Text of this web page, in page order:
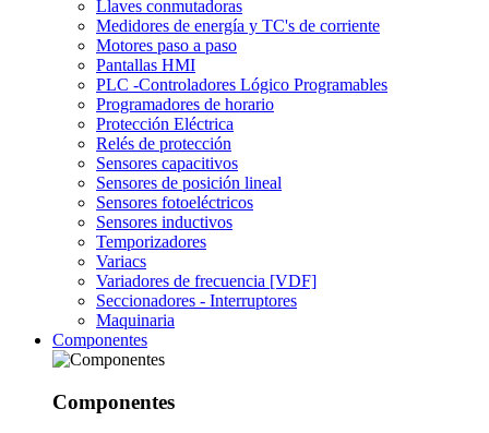
Llaves conmutadoras
Medidores de energía y TC's de corriente
Motores paso a paso
Pantallas HMI
PLC -Controladores Lógico Programables
Programadores de horario
Protección Eléctrica
Relés de protección
Sensores capacitivos
Sensores de posición lineal
Sensores fotoeléctricos
Sensores inductivos
Temporizadores
Variacs
Variadores de frecuencia [VDF]
Seccionadores - Interruptores
Maquinaria
Componentes
Componentes